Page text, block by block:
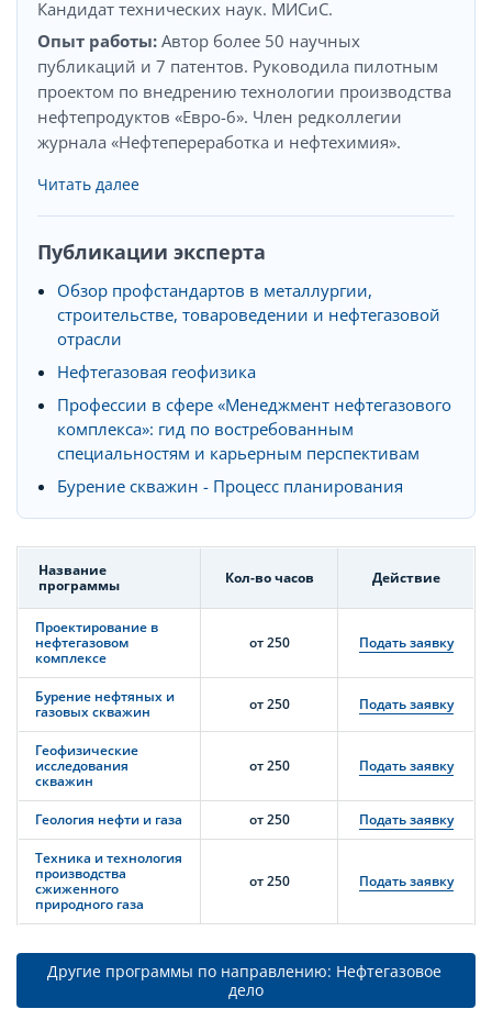
Кандидат технических наук. МИСиС.
Опыт работы: Автор более 50 научных
публикаций и 7 патентов. Руководила пилотным
проектом по внедрению технологии производства
нефтепродуктов «Евро-6». Член редколлегии
журнала «Нефтепереработка и нефтехимия».
Читать далее
Публикации эксперта
Обзор профстандартов в металлургии,
строительстве, товароведении и нефтегазовой
отрасли
Нефтегазовая геофизика
Профессии в сфере «Менеджмент нефтегазового
комплекса»: гид по востребованным
специальностям и карьерным перспективам
Бурение скважин - Процесс планирования
Название
программы
Кол-во часов Действие
Проектирование в
нефтегазовом
комплексе
от 250 Подать заявку
Бурение нефтяных и
газовых скважин
от 250 Подать заявку
Геофизические
исследования
скважин
от 250 Подать заявку
Геология нефти и газа от 250 Подать заявку
Техника и технология
производства
сжиженного
природного газа
от 250 Подать заявку
Другие программы по направлению: Нефтегазовое
дело